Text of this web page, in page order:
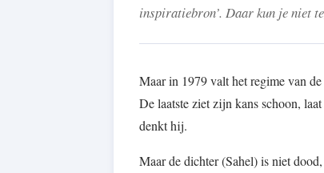
inspiratiebron’. Daar kun je niet
Maar in 1979 valt het regime van
De laatste ziet zijn kans schoon,
denkt hij.
Maar de dichter (Sahel) is niet